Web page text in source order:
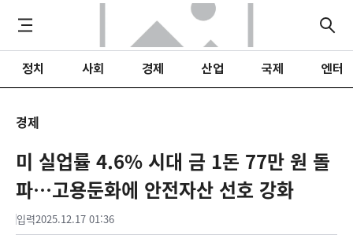
정치 사회 경제 산업 국제 엔터
경제
미 실업률 4.6% 시대 금 1돈 77만 원 돌
파…고용둔화에 안전자산 선호 강화
입력2025.12.17 01:36